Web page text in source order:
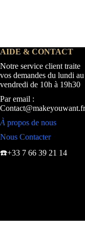
AIDE & CONTACT
Notre service client traite
vos demandes du lundi au
vendredi de 10h à 19h30
Par email :
Contact@makeyouwant.fr
À propos de nous
Nous Contacter
☎️+33 7 66 39 21 14